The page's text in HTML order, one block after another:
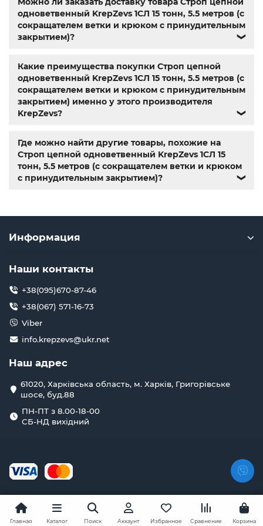
нержавейка ,болты киев
одноветвенный KrepZevs 1СЛ 15 тонн, 5.5 метров (с
сокращателем ветки и крюком с принудительным
закрытием)?
❯
Какие преимущества покупки Строп цепной
одноветвенный KrepZevs 1СЛ 15 тонн, 5.5 метров (с
сокращателем ветки и крюком с принудительным
закрытием) именно у этого производителя
KrepZevs?
❯
Где можно найти другие товары, похожие на
Строп цепной одноветвенный KrepZevs 1СЛ 15
тонн, 5.5 метров (с сокращателем ветки и крюком
с принудительным закрытием)?
❯
Информация
Наши контакты
+38(095)670-87-46
+38(067) 571-16-73
Viber
info.krepzevs@ukr.net
Наш адрес
61020, Харківська область, м. Харків, Григорівське
шосе, буд.88
ПН-ПТ з 8.00-18-00
СБ-НД вихідний
Главная Каталог Поиск Аккаунт Избранное Сравнение Корзина